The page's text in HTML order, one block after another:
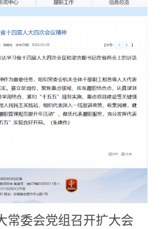
常委会党组召开扩大会